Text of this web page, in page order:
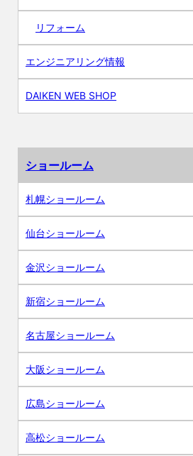
リフォーム
エンジニアリング情報
DAIKEN WEB SHOP
ショールーム
札幌ショールーム
仙台ショールーム
金沢ショールーム
新宿ショールーム
名古屋ショールーム
大阪ショールーム
広島ショールーム
高松ショールーム